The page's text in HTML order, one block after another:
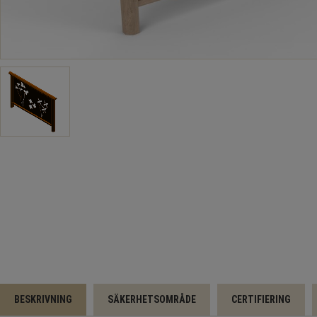
BESKRIVNING SÄKERHETSOMRÅDE CERTIFIERING